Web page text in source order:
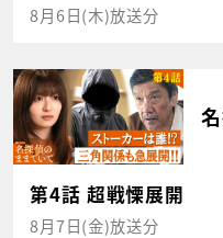
8月6日(木)放送分
第4話 超戦慄展開
8月7日(金)放送分